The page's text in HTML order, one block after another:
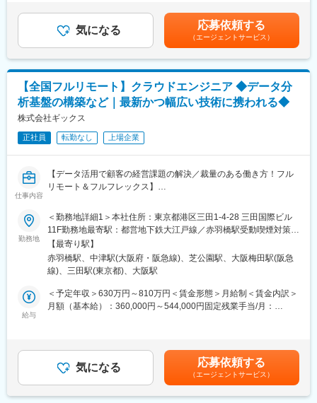
社の事業拡大に伴い、一緒に製造業を盛り上げていける仲間を募
集いたします。
◆業務内容
サービスとユーザーとのあらゆるタッチポイントを捉え、構想か
験へと具現化していきます。
また、AIをはじめとする新しいテクノロジーとの関係性も視野に
入れながら、直感的で寄り添う体験を構築します。
<具体的な業務内容>
・体験コンセプト・UX方針の策定
・プロトタイピングと検証
・チームとの共創・合意形成
・継続的な改善と価値向上
■プロジェクト事例：
・化粧品メーカーにおけるマーケティング トランスフォーメーシ
ョン戦略立案及び実行支援
グロース支援
・小売業におけるデジタルマーケティング組織及びオペレーショ
2015年から開始した組織風土改革“Project PRIDE”により、有給取
得率は84％、女性比率も30.4％へ増加。離職率が半減し、残業時
間減少等改善が進んでいます。制度面では「18時以降の会議原則
禁止」「残業ルール厳格化」「短日短時間勤務制度の導入」など
給・住宅手当 等賃金はあくまでも目安の金額であり、選考を通
じて上下する可能性があります。月給(月額)は固定手当を含めた表
気になる 応募依頼する
（エージェントサービス）
【全国フルリモート】クラウドエンジニア ◆データ分
析基盤の構築など｜最新かつ幅広い技術に携われる◆
株式会社ギックス
正社員 転勤なし 上場企業
仕事内容
【データ活用で顧客の経営課題の解決／裁量のある働き方！フル
リモート＆フルフレックス】
■募集背景：
当社では「あらゆる判断を、Data-Informedに。」をパーパスに掲
げ、クライアントの課題をデータにより多角的に分析し示唆を提
供するコンサルティングや、データを用いた判断を継続的に支援
するデータ処理基盤開発といったサービスを提供しています。
2022年3月の上場以降サービスや顧客の拡大フェーズに入ってお
り、既存の大型クライアントに加え、新規クライアントからの引
き合いを多数頂いています。更なる体制強化のため、DI Platform
■業務詳細：
・データ基盤のシステムアーキテクチャ検討
・データの取得/加工方法の検討
勤務地
＜勤務地詳細1＞本社住所：東京都港区三田1-4-28 三田国際ビル
11F勤務地最寄駅：都営地下鉄大江戸線／赤羽橋駅受動喫煙対策：
敷地内喫煙可能場所あり＜勤務地詳細2＞大阪オフィス住所：大阪
府大阪市北区大深町6番38号 グラングリーン大阪 北館 JAM
BASE 4階 JAM-STUDIO 404号室勤務地最寄駅：JR線／大阪駅受
【最寄り駅】
赤羽橋駅、中津駅(大阪府・阪急線)、芝公園駅、大阪梅田駅(阪急
線)、三田駅(東京都)、大阪駅
給与
＜予定年収＞630万円～810万円＜賃金形態＞月給制＜賃金内訳＞
月額（基本給）：360,000円～544,000円固定残業手当/月：
ご経験・スキルに応じて決定。賃金はあくまでも目安の金額であ
り、選考を通じて上下する可能性があります。月給(月額)は固定手
気になる 応募依頼する
（エージェントサービス）